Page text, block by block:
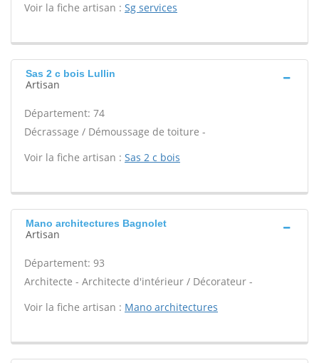
Voir la fiche artisan : Sg services
Sas 2 c bois Lullin
Artisan
Département: 74
Décrassage / Démoussage de toiture -
Voir la fiche artisan : Sas 2 c bois
Mano architectures Bagnolet
Artisan
Département: 93
Architecte - Architecte d'intérieur / Décorateur -
Voir la fiche artisan : Mano architectures